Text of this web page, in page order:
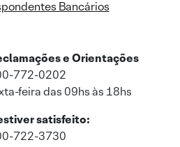
Bancários
e Orientações
772-0202
feira das 09hs às 18hs
satisfeito:
722-3730